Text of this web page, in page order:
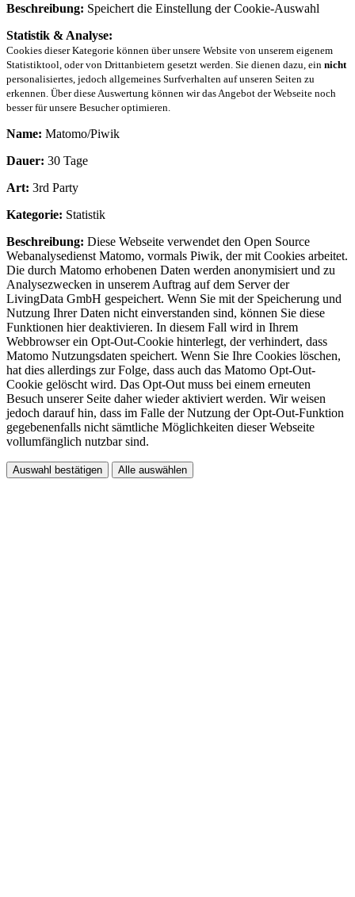
Beschreibung: Speichert die Einstellung der Cookie-Auswahl
Statistik & Analyse:
Cookies dieser Kategorie können über unsere Website von unserem eigenem
Statistiktool, oder von Drittanbietern gesetzt werden. Sie dienen dazu, ein nicht
personalisiertes, jedoch allgemeines Surfverhalten auf unseren Seiten zu
erkennen. Über diese Auswertung können wir das Angebot der Webseite noch
besser für unsere Besucher optimieren.
Name: Matomo/Piwik
Dauer: 30 Tage
Art: 3rd Party
Kategorie: Statistik
Beschreibung: Diese Webseite verwendet den Open Source
Webanalysedienst Matomo, vormals Piwik, der mit Cookies arbeitet.
Die durch Matomo erhobenen Daten werden anonymisiert und zu
Analysezwecken in unserem Auftrag auf dem Server der
LivingData GmbH gespeichert. Wenn Sie mit der Speicherung und
Nutzung Ihrer Daten nicht einverstanden sind, können Sie diese
Funktionen hier deaktivieren. In diesem Fall wird in Ihrem
Webbrowser ein Opt-Out-Cookie hinterlegt, der verhindert, dass
Matomo Nutzungsdaten speichert. Wenn Sie Ihre Cookies löschen,
hat dies allerdings zur Folge, dass auch das Matomo Opt-Out-
Cookie gelöscht wird. Das Opt-Out muss bei einem erneuten
Besuch unserer Seite daher wieder aktiviert werden. Wir weisen
jedoch darauf hin, dass im Falle der Nutzung der Opt-Out-Funktion
gegebenenfalls nicht sämtliche Möglichkeiten dieser Webseite
vollumfänglich nutzbar sind.
Auswahl bestätigen Alle auswählen